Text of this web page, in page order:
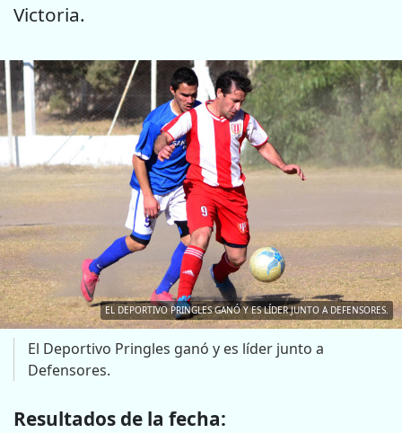
Victoria.
EL DEPORTIVO PRINGLES GANÓ Y ES LÍDER JUNTO A DEFENSORES.
El Deportivo Pringles ganó y es líder junto a
Defensores.
Resultados de la fecha: